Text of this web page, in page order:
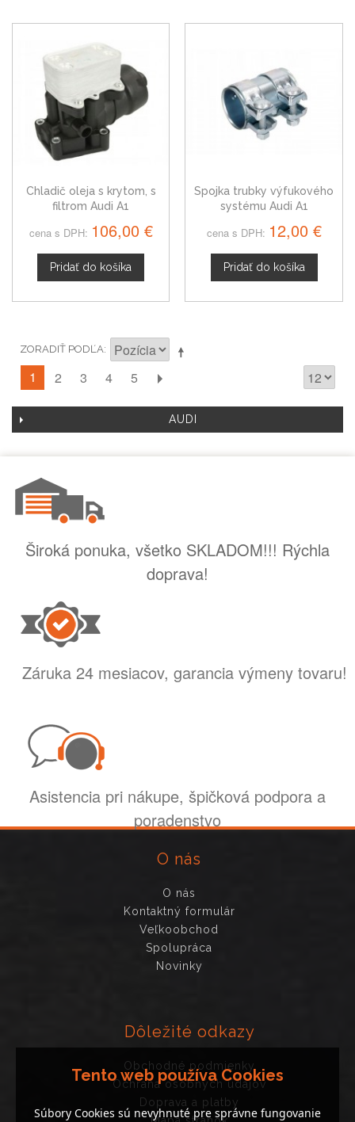
Chladič oleja s krytom, s
filtrom Audi A1
cena s DPH: 106,00 €
Pridať do košíka
Spojka trubky výfukového
systému Audi A1
cena s DPH: 12,00 €
Pridať do košíka
ZORADIŤ PODĽA
1 2 3 4 5
AUDI
Široká ponuka, všetko SKLADOM!!! Rýchla
doprava!
Záruka 24 mesiacov, garancia výmeny tovaru!
Asistencia pri nákupe, špičková podpora a
poradenstvo
O nás
O nás
Kontaktný formulár
Veľkoobchod
Spolupráca
Novinky
Dôležité odkazy
Obchodné podmienky
Ochrana osobných údajov
Doprava a platby
Tento web používa Cookies
Súbory Cookies sú nevyhnuté pre správne fungovanie